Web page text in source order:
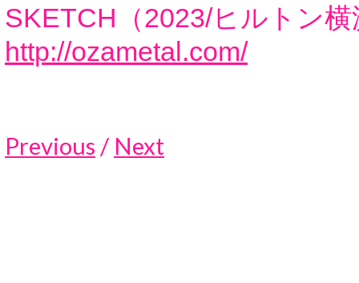
SKETCH（2023/ヒルトン
http://ozametal.com/
Previous / Next